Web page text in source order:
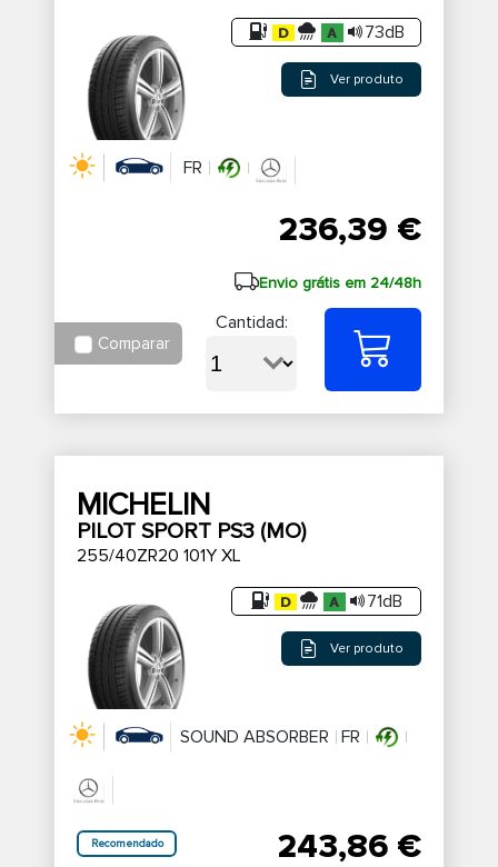
73dB
Ver produto
FR
236,39 €
Envio grátis em 24/48h
Comparar
Cantidad:
MICHELIN
PILOT SPORT PS3 (MO)
255/40ZR20 101Y XL
71dB
Ver produto
SOUND ABSORBER FR
Recomendado 243,86 €